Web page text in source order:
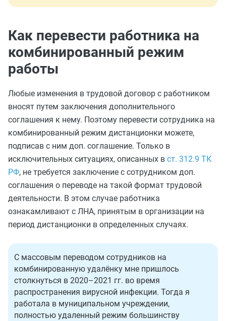
Как перевести работника на
комбинированный режим
работы
Любые изменения в трудовой договор с работником
вносят путем заключения дополнительного
соглашения к нему. Поэтому перевести сотрудника на
комбинированный режим дистанционки можете,
подписав с ним доп. соглашение. Только в
исключительных ситуациях, описанных в ст. 312.9 ТК
РФ, не требуется заключение с сотрудником доп.
соглашения о переводе на такой формат трудовой
деятельности. В этом случае работника
ознакамливают с ЛНА, принятым в организации на
период дистанционки в определенных случаях.
С массовым переводом сотрудников на
комбинированную удалёнку мне пришлось
столкнуться в 2020–2021 гг. во время
распространения вирусной инфекции. Тогда я
работала в муниципальном учреждении,
полностью удаленный режим большинству